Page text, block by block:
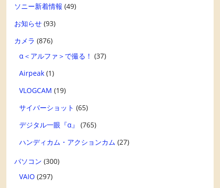
ソニー新着情報 (49)
お知らせ (93)
カメラ (876)
α＜アルファ＞で撮る！ (37)
Airpeak (1)
VLOGCAM (19)
サイバーショット (65)
デジタル一眼『α』
(765)
ハンディカム・アクションカム (27)
パソコン (300)
VAIO (297)